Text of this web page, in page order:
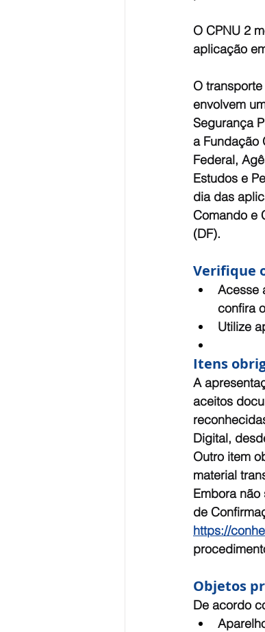
O CPNU 2
aplicação
O
envolvem
Segurança
a Fundação
Federal,
Estudos e
dia das
Comando e
(DF).
Verifique
Acesse
confira
Utilize
Itens
A
aceitos
Digital,
Outro item
material
Embora
de
https://
Objetos
De acordo